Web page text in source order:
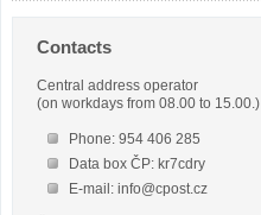
Contacts
Central address operator
(on workdays from 08.00 to 15.00.)
Phone: 954 406 285
Data box ČP: kr7cdry
E-mail: info@cpost.cz